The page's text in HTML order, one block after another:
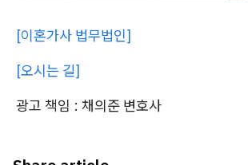
[이혼가사 법무법인]
[오시는 길]
광고 책임 : 채의준 변호사